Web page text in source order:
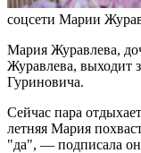
соцсети Марии
Мария Журавлева,
Журавлева, выходит
Гуриновича.
Сейчас пара
летняя Мария
"да", — подписала